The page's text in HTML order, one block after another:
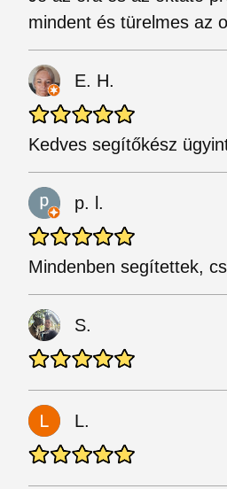
mindent és türelmes az
E. H.
Kedves segítőkész
p. l.
Mindenben segítettek,
S.
L.